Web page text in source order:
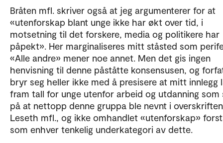
Bråten mfl. skriver også at jeg argumenterer for at
«utenforskap blant unge ikke har økt over tid, i
motsetning til det forskere, media og politikere har
påpekt». Her marginaliseres mitt ståsted som
«Alle andre» mener noe annet. Men det gis ingen
henvisning til denne påståtte konsensusen, og
bryr seg heller ikke med å presisere at mitt innlegg
fram tall for unge utenfor arbeid og utdanning som
på at nettopp denne gruppa ble nevnt i
Leseth mfl., og ikke omhandlet «utenforskap»
som enhver tenkelig underkategori av dette.